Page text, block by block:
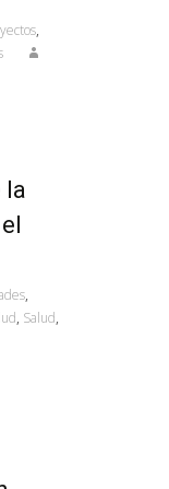
,
la
,
, Salud,